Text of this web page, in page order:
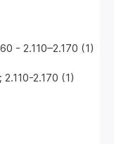
- 2.110–2.170 (1)
2.110-2.170 (1)